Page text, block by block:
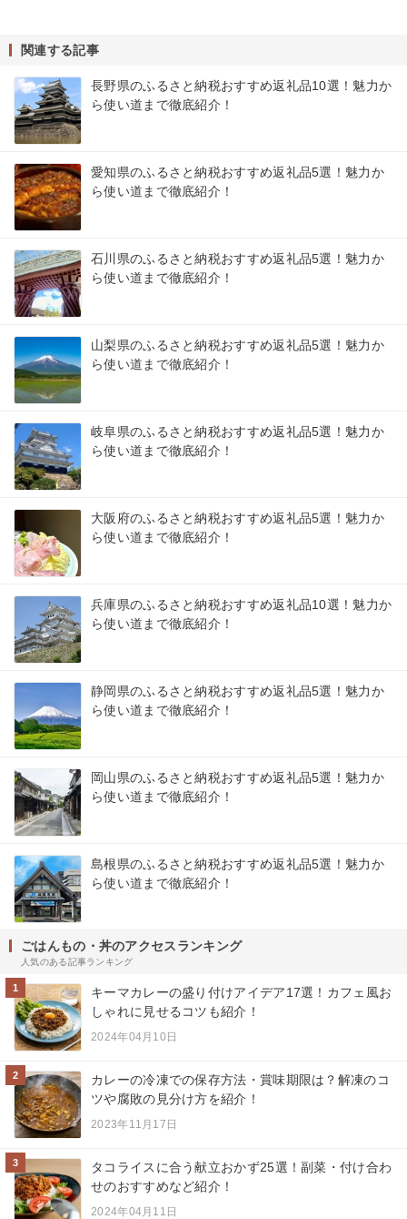
関連する記事
長野県のふるさと納税おすすめ返礼品10選！魅力か
ら使い道まで徹底紹介！
愛知県のふるさと納税おすすめ返礼品5選！魅力か
ら使い道まで徹底紹介！
石川県のふるさと納税おすすめ返礼品5選！魅力か
ら使い道まで徹底紹介！
山梨県のふるさと納税おすすめ返礼品5選！魅力か
ら使い道まで徹底紹介！
岐阜県のふるさと納税おすすめ返礼品5選！魅力か
ら使い道まで徹底紹介！
大阪府のふるさと納税おすすめ返礼品5選！魅力か
ら使い道まで徹底紹介！
兵庫県のふるさと納税おすすめ返礼品10選！魅力か
ら使い道まで徹底紹介！
静岡県のふるさと納税おすすめ返礼品5選！魅力か
ら使い道まで徹底紹介！
岡山県のふるさと納税おすすめ返礼品5選！魅力か
ら使い道まで徹底紹介！
島根県のふるさと納税おすすめ返礼品5選！魅力か
ら使い道まで徹底紹介！
ごはんもの・丼のアクセスランキング
人気のある記事ランキング
1
キーマカレーの盛り付けアイデア17選！カフェ風お
しゃれに見せるコツも紹介！
2024年04月10日
2
カレーの冷凍での保存方法・賞味期限は？解凍のコ
ツや腐敗の見分け方を紹介！
2023年11月17日
3
タコライスに合う献立おかず25選！副菜・付け合わ
せのおすすめなど紹介！
2024年04月11日